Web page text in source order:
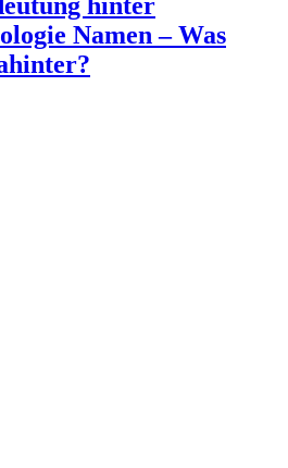
Namen – Was